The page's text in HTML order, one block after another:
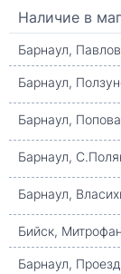
Наличие в
Барнаул,
Барнаул,
Барнаул,
Барнаул,
Барнаул,
Бийск,
Барнаул,